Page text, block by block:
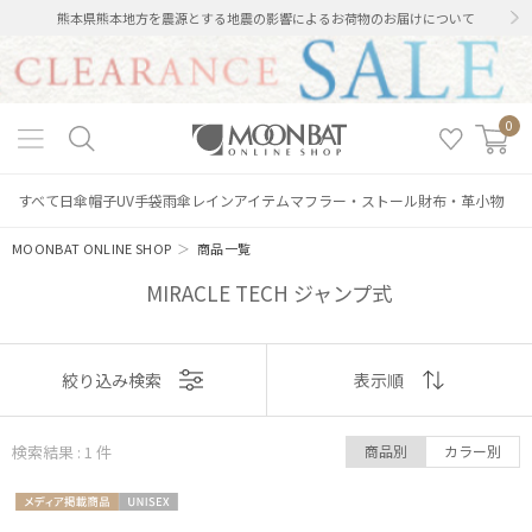
熊本県熊本地方を震源とする地震の影響によるお荷物のお届けについて
0
すべて日傘帽子UV手袋雨傘 レインアイテムマフラー・ストール財布・革小物
MOONBAT ONLINE SHOP ＞商品一覧
MIRACLE TECH ジャンプ式
絞り込み
レディース
表示
おすすめ
絞り込み検索 表示順
検索結果 : 1 件 商品別 カラー別